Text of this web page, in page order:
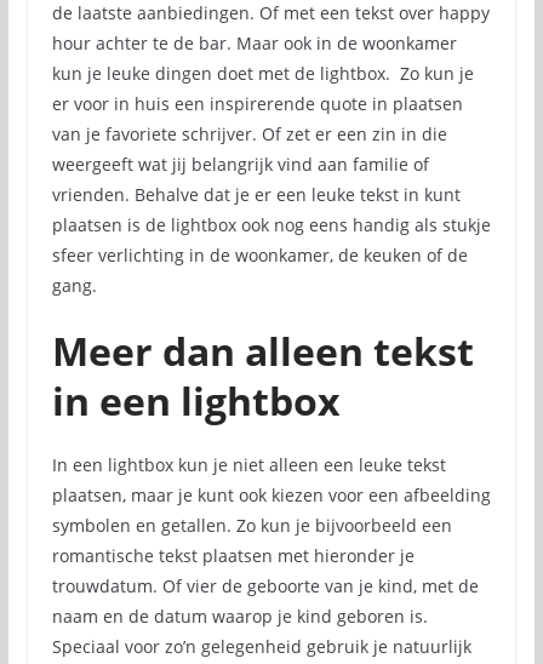
de laatste aanbiedingen. Of met een tekst over happy
hour achter te de bar. Maar ook in de woonkamer
kun je leuke dingen doet met de lightbox. Zo kun je
er voor in huis een inspirerende quote in plaatsen
van je favoriete schrijver. Of zet er een zin in die
weergeeft wat jij belangrijk vind aan familie of
vrienden. Behalve dat je er een leuke tekst in kunt
plaatsen is de lightbox ook nog eens handig als stukje
sfeer verlichting in de woonkamer, de keuken of de
gang.
Meer dan alleen tekst
in een lightbox
In een lightbox kun je niet alleen een leuke tekst
plaatsen, maar je kunt ook kiezen voor een afbeelding
symbolen en getallen. Zo kun je bijvoorbeeld een
romantische tekst plaatsen met hieronder je
trouwdatum. Of vier de geboorte van je kind, met de
naam en de datum waarop je kind geboren is.
Speciaal voor zo’n gelegenheid gebruik je natuurlijk